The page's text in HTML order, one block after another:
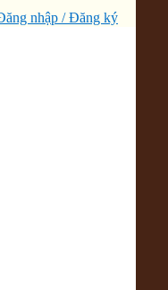
nhập / Đăng ký